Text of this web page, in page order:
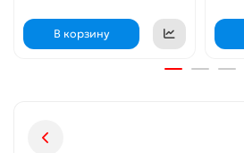
В корзину